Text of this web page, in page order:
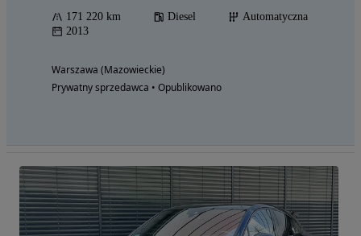
171 220 km Diesel
Automatyczna
2013
Warszawa (Mazowieckie)
Prywatny sprzedawca • Opublikowano